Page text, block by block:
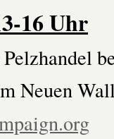
16 Uhr
Neuen